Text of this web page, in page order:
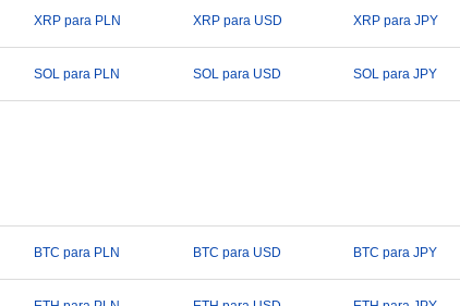
XRP para PLN XRP para USD XRP para JPY
SOL para PLN SOL para USD SOL para JPY
BTC para PLN BTC para USD BTC para JPY